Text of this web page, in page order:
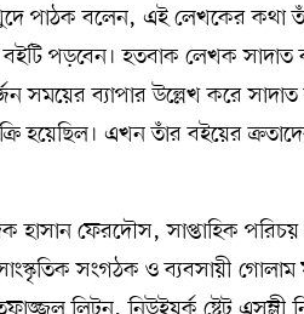
পাঠক বলেন, এই লেখকের কথা
পড়বেন। হতবাক লেখক সাদাত
সময়ের ব্যাপার উল্লেখ করে
হয়েছিল। এখন তাঁর বইয়ের
হাসান ফেরদৌস, সাপ্তাহিক
সংগঠক ও ব্যবসায়ী গোলাম